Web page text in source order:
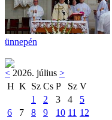
ünnepén
< 2026. július >
H K Sz Cs P Sz V
1
2 3 4
5
6
7 8 9 10 11 12